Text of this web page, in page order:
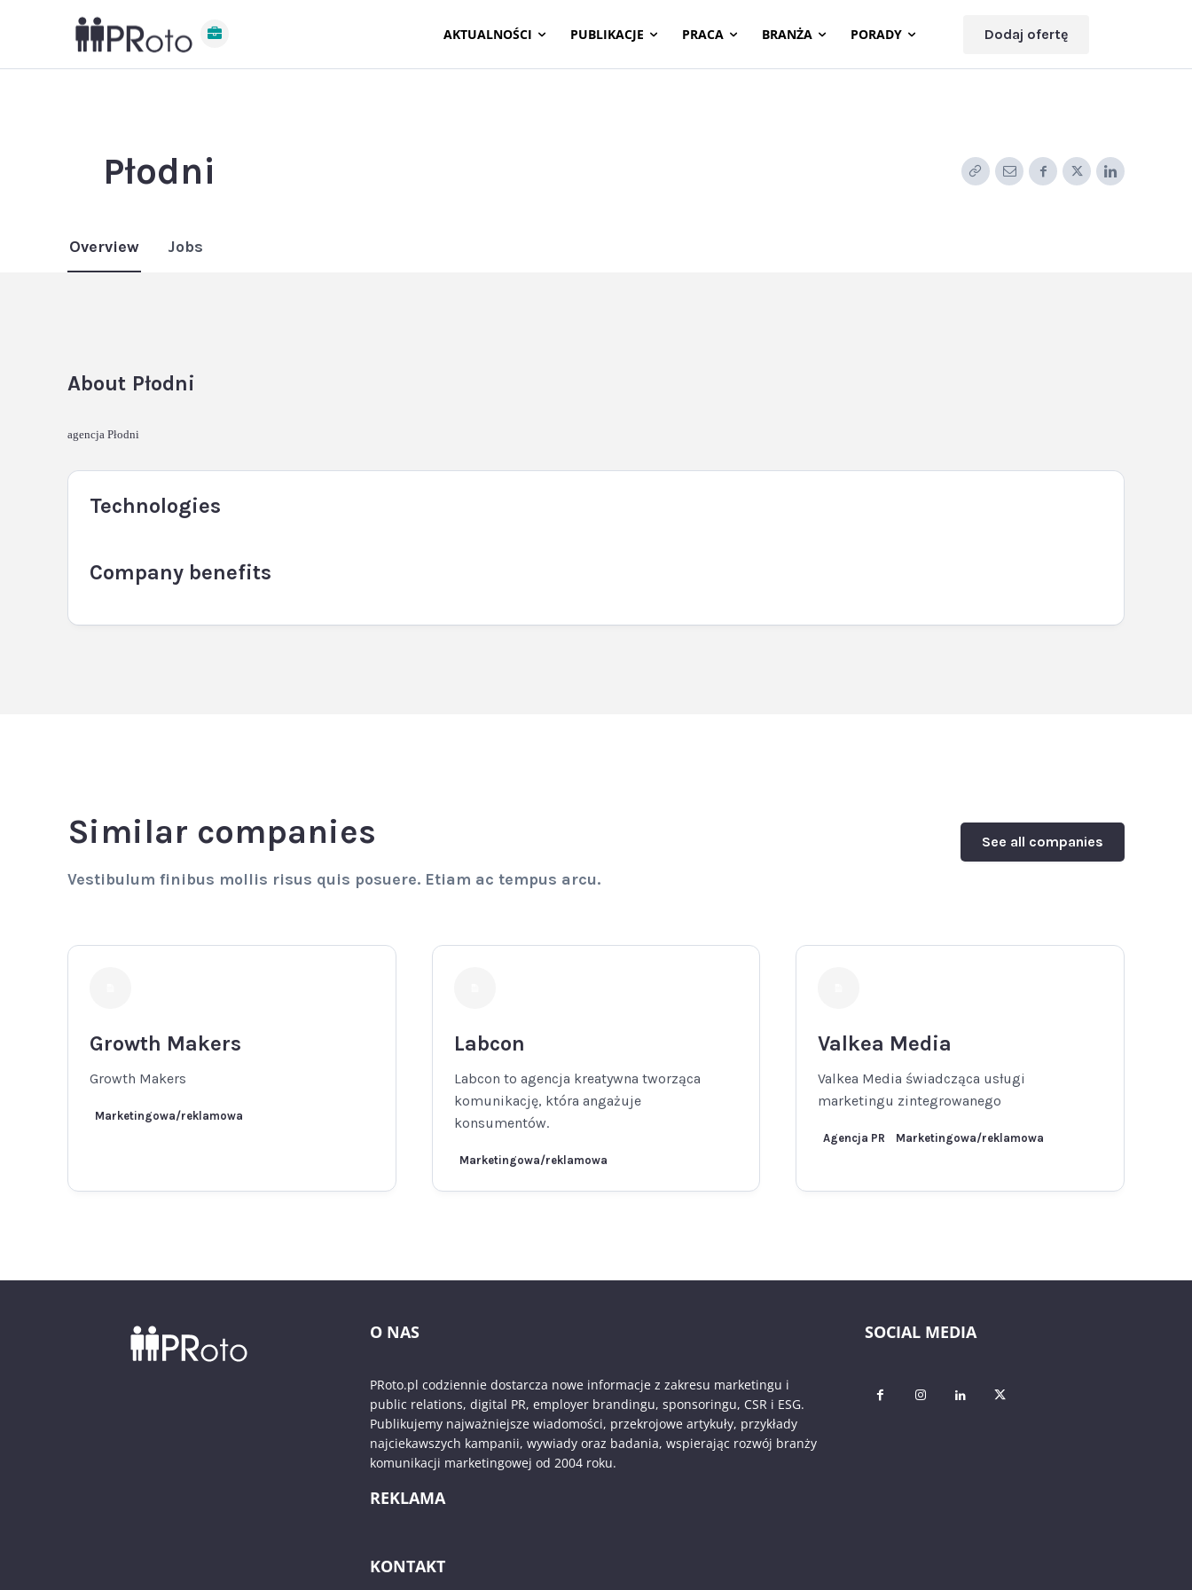
AKTUALNOŚCI PUBLIKACJE PRACA BRANŻA PORADY Dodaj ofertę
Płodni
Overview Jobs
About Płodni
agencja Płodni
Technologies
Company benefits
Similar companies
Vestibulum finibus mollis risus quis posuere. Etiam ac tempus arcu.
See all companies
Growth Makers
Growth Makers
Marketingowa/reklamowa
Labcon
Labcon to agencja kreatywna tworząca
komunikację, która angażuje
konsumentów.
Marketingowa/reklamowa
Valkea Media
Valkea Media świadcząca usługi
marketingu zintegrowanego
Agencja PR Marketingowa/reklamowa
O NAS
PRoto.pl codziennie dostarcza nowe informacje z zakresu marketingu i
public relations, digital PR, employer brandingu, sponsoringu, CSR i ESG.
Publikujemy najważniejsze wiadomości, przekrojowe artykuły, przykłady
najciekawszych kampanii, wywiady oraz badania, wspierając rozwój branży
komunikacji marketingowej od 2004 roku.
REKLAMA
KONTAKT
SOCIAL MEDIA